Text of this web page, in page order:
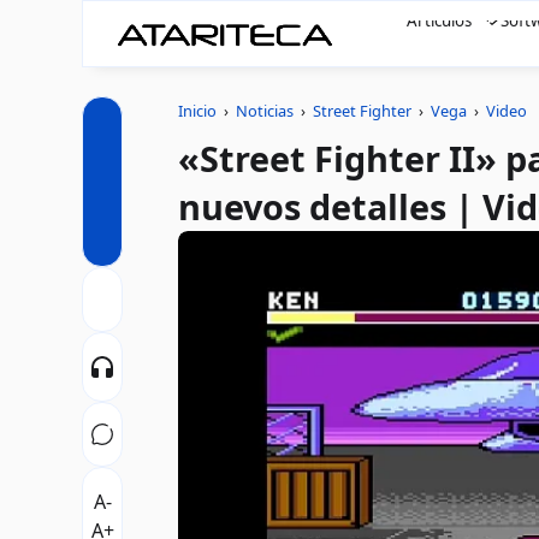
Artículos
Inicio › Noticias › Street Fighter › Vega › Video
«Street Fighter II»
nuevos detalles |